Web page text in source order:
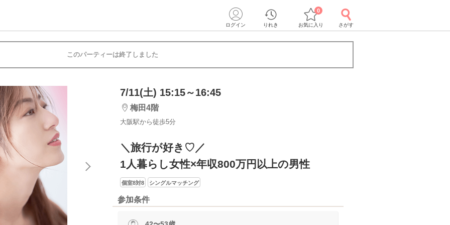
ログイン りれき お気に入り
0
さがす
このパーティーは終了しました
7/11(土) 15:15～16:45
梅田4階
大阪駅から徒歩5分
＼旅行が好き♡／
1人暮らし女性×年収800万円以上の男性
個室8対8 シングルマッチング
参加条件